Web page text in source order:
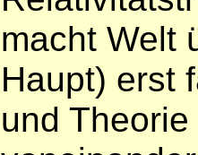
macht Welt
Haupt) erst
und